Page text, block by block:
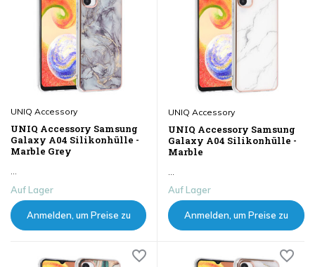
UNIQ Accessory
UNIQ Accessory Samsung
Galaxy A04 Silikonhülle -
Marble Grey
...
Auf Lager
Anmelden, um Preise zu
UNIQ Accessory
UNIQ Accessory Samsung
Galaxy A04 Silikonhülle -
Marble
...
Auf Lager
Anmelden, um Preise zu